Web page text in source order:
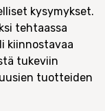
kysymykset.
tehtaassa
kiinnostavaa
tukeviin
tuotteiden